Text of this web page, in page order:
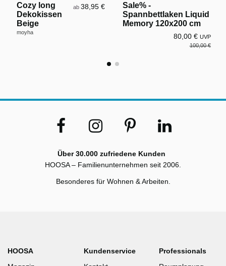
Cozy long
Dekokissen
Beige
moyha
ab 38,95 €
Sale% -
Spannbettlaken Liquid
Memory 120x200 cm
80,00 € UVP
100,00 €
Über 30.000 zufriedene Kunden
HOOSA – Familienunternehmen seit 2006.
Besonderes für Wohnen & Arbeiten.
HOOSA
Kundenservice
Professionals